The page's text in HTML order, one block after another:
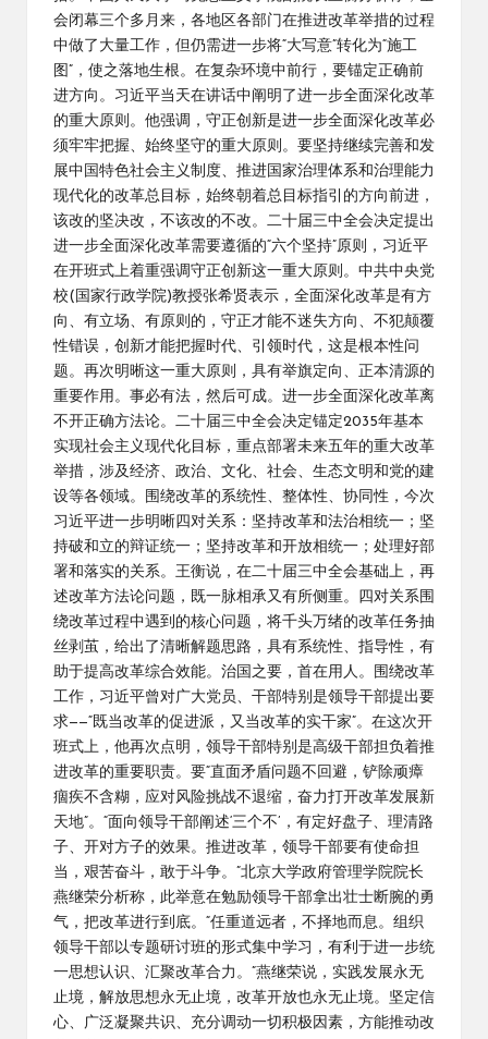
会闭幕三个多月来，各地区各部门在推进改革举措的过程
中做了大量工作，但仍需进一步将“大写意”转化为“施工
图”，使之落地生根。在复杂环境中前行，要锚定正确前
进方向。习近平当天在讲话中阐明了进一步全面深化改革
的重大原则。他强调，守正创新是进一步全面深化改革必
须牢牢把握、始终坚守的重大原则。要坚持继续完善和发
展中国特色社会主义制度、推进国家治理体系和治理能力
现代化的改革总目标，始终朝着总目标指引的方向前进，
该改的坚决改，不该改的不改。二十届三中全会决定提出
进一步全面深化改革需要遵循的“六个坚持”原则，习近平
在开班式上着重强调守正创新这一重大原则。中共中央党
校(国家行政学院)教授张希贤表示，全面深化改革是有方
向、有立场、有原则的，守正才能不迷失方向、不犯颠覆
性错误，创新才能把握时代、引领时代，这是根本性问
题。再次明晰这一重大原则，具有举旗定向、正本清源的
重要作用。事必有法，然后可成。进一步全面深化改革离
不开正确方法论。二十届三中全会决定锚定2035年基本
实现社会主义现代化目标，重点部署未来五年的重大改革
举措，涉及经济、政治、文化、社会、生态文明和党的建
设等各领域。围绕改革的系统性、整体性、协同性，今次
习近平进一步明晰四对关系：坚持改革和法治相统一；坚
持破和立的辩证统一；坚持改革和开放相统一；处理好部
署和落实的关系。王衡说，在二十届三中全会基础上，再
述改革方法论问题，既一脉相承又有所侧重。四对关系围
绕改革过程中遇到的核心问题，将千头万绪的改革任务抽
丝剥茧，给出了清晰解题思路，具有系统性、指导性，有
助于提高改革综合效能。治国之要，首在用人。围绕改革
工作，习近平曾对广大党员、干部特别是领导干部提出要
求——“既当改革的促进派，又当改革的实干家”。在这次开
班式上，他再次点明，领导干部特别是高级干部担负着推
进改革的重要职责。要“直面矛盾问题不回避，铲除顽瘴
痼疾不含糊，应对风险挑战不退缩，奋力打开改革发展新
天地”。“面向领导干部阐述‘三个不’，有定好盘子、理清路
子、开对方子的效果。推进改革，领导干部要有使命担
当，艰苦奋斗，敢于斗争。”北京大学政府管理学院院长
燕继荣分析称，此举意在勉励领导干部拿出壮士断腕的勇
气，把改革进行到底。“任重道远者，不择地而息。组织
领导干部以专题研讨班的形式集中学习，有利于进一步统
一思想认识、汇聚改革合力。”燕继荣说，实践发展永无
止境，解放思想永无止境，改革开放也永无止境。坚定信
心、广泛凝聚共识、充分调动一切积极因素，方能推动改